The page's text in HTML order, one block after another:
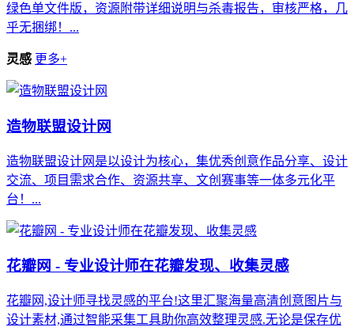
绿色单文件版，资源附带详细说明与杀毒报告，审核严格，几
乎无捆绑！...
灵感 更多+
造物联盟设计网
造物联盟设计网是以设计为核心，集优秀创意作品分享、设计
交流、项目需求合作、资源共享、文创赛事等一体多元化平
台！...
花瓣网 - 专业设计师在花瓣发现、收集灵感
花瓣网,设计师寻找灵感的平台!这里汇聚海量高清创意图片与
设计素材,通过智能采集工具助你高效整理灵感.无论是保存优